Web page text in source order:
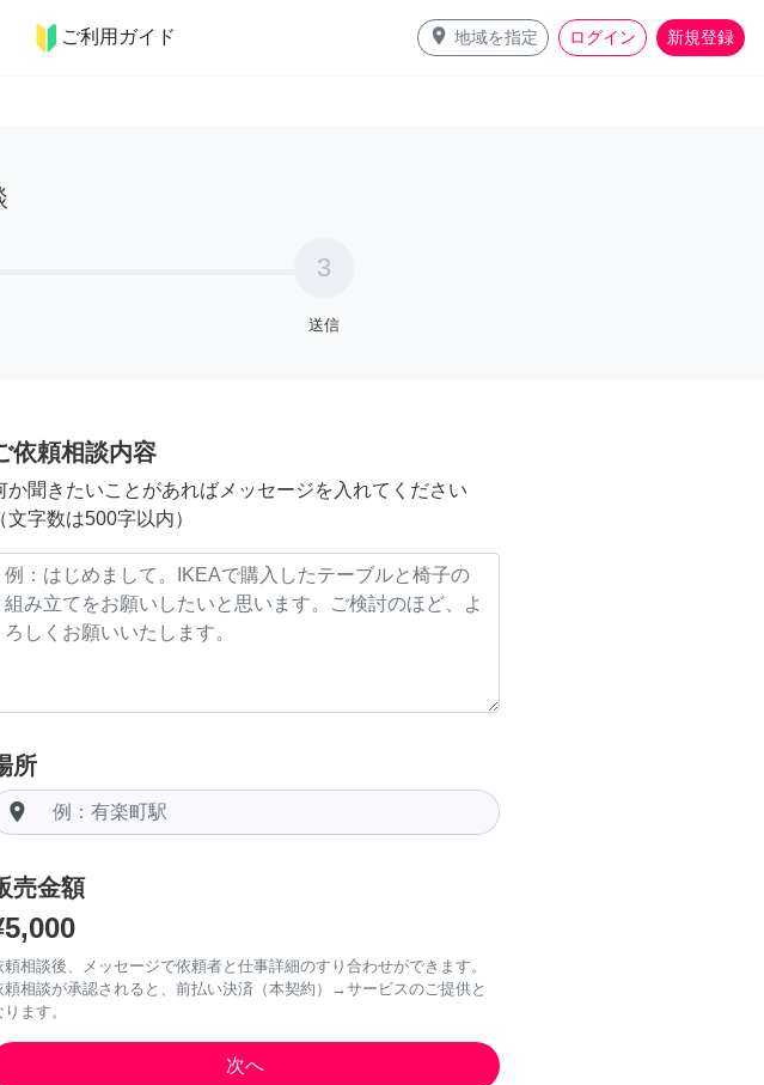
ご利用ガイド place 地域を指定 ログイン 新規登録
ペット 料理
3
送信
依頼相談内容
か聞きたいことがあればメッセージを入れてください
（文字数は500字以内）
所
room
売金額
頼相談後、メッセージで依頼者と仕事詳細のすり合わせができます。
頼相談が承認されると、前払い決済（本契約）→サービスのご提供と
ります。